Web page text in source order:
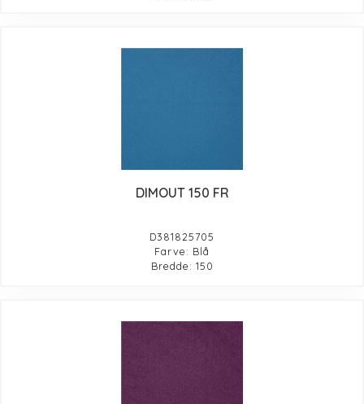
DIMOUT 150 FR
D381825705
Farve: Blå
Bredde: 150